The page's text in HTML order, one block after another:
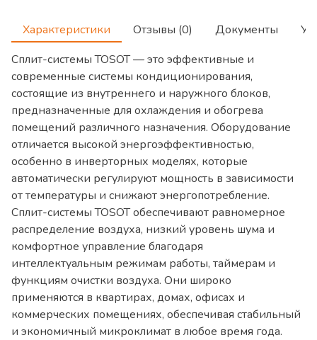
Характеристики Отзывы (0) Документы
Сплит-системы TOSOT — это эффективные и
современные системы кондиционирования,
состоящие из внутреннего и наружного блоков,
предназначенные для охлаждения и обогрева
помещений различного назначения. Оборудование
отличается высокой энергоэффективностью,
особенно в инверторных моделях, которые
автоматически регулируют мощность в зависимости
от температуры и снижают энергопотребление.
Сплит-системы TOSOT обеспечивают равномерное
распределение воздуха, низкий уровень шума и
комфортное управление благодаря
интеллектуальным режимам работы, таймерам и
функциям очистки воздуха. Они широко
применяются в квартирах, домах, офисах и
коммерческих помещениях, обеспечивая стабильный
и экономичный микроклимат в любое время года.